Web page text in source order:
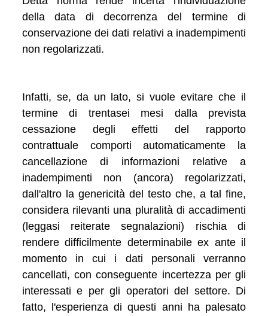
della data di decorrenza del termine di
conservazione dei dati relativi a inadempimenti
non regolarizzati.
Infatti, se, da un lato, si vuole evitare che il
termine di trentasei mesi dalla prevista
cessazione degli effetti del rapporto
contrattuale comporti automaticamente la
cancellazione di informazioni relative a
inadempimenti non (ancora) regolarizzati,
dall'altro la genericità del testo che, a tal fine,
considera rilevanti una pluralità di accadimenti
(leggasi reiterate segnalazioni) rischia di
rendere difficilmente determinabile ex ante il
momento in cui i dati personali verranno
cancellati, con conseguente incertezza per gli
interessati e per gli operatori del settore. Di
fatto, l'esperienza di questi anni ha palesato